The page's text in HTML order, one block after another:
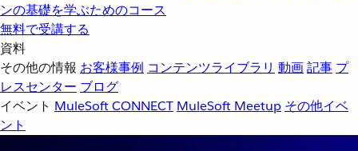
ンの基礎を学ぶためのコース
無料で受講する
資料
その他の情報 お客様事例 コンテンツライブラリ 動画記事 プ
レスセンター ブログ
イベント MuleSoft CONNECT MuleSoft Meetup その他イベ
ント